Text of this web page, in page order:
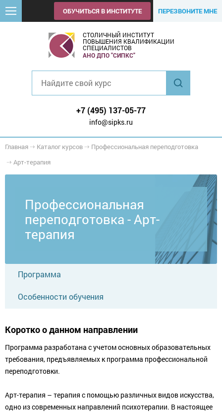
ОБУЧИТЬСЯ В ИНСТИТУТЕ ПЕРЕЗВОНИТЕ МНЕ
СТОЛИЧНЫЙ ИНСТИТУТ
ПОВЫШЕНИЯ КВАЛИФИКАЦИИ
СПЕЦИАЛИСТОВ
АНО ДПО "СИПКС"
+7 (495) 137-05-77
info@sipks.ru
Главная Каталог курсов
Профессиональная переподготовка
Арт-терапия
Профессиональная
переподготовка - Арт-
терапия
Программа
Особенности обучения
Коротко о данном направлении
Программа разработана с учетом основных образовательных
требования, предъявляемых к программа профессиональной
переподготовки.
Арт-терапия – терапия с помощью различных видов искусства,
одно из современных направлений психотерапии. В настоящее